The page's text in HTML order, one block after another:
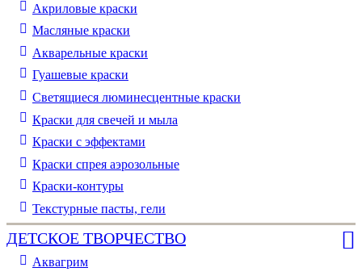
Акриловые краски
Масляные краски
Акварельные краски
Гуашевые краски
Светящиеся люминесцентные краски
Краски для свечей и мыла
Краски с эффектами
Краски спрея аэрозольные
Краски-контуры
Текстурные пасты, гели
ДЕТСКОЕ ТВОРЧЕСТВО
Аквагрим